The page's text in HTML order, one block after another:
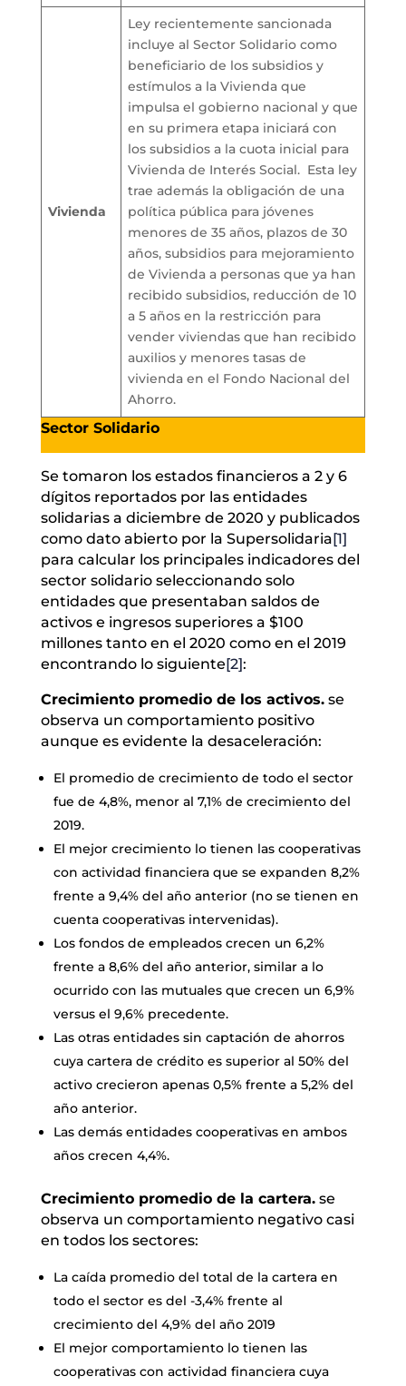
Vivienda
Ley recientemente sancionada
incluye al Sector Solidario como
beneficiario de los subsidios y
estímulos a la Vivienda que
impulsa el gobierno nacional y que
en su primera etapa iniciará con
los subsidios a la cuota inicial para
Vivienda de Interés Social. Esta ley
trae además la obligación de una
política pública para jóvenes
menores de 35 años, plazos de 30
años, subsidios para mejoramiento
de Vivienda a personas que ya han
recibido subsidios, reducción de 10
a 5 años en la restricción para
vender viviendas que han recibido
auxilios y menores tasas de
vivienda en el Fondo Nacional del
Ahorro.
Sector Solidario
Se tomaron los estados financieros a 2 y 6
dígitos reportados por las entidades
solidarias a diciembre de 2020 y publicados
como dato abierto por la Supersolidaria[1]
para calcular los principales indicadores del
sector solidario seleccionando solo
entidades que presentaban saldos de
activos e ingresos superiores a $100
millones tanto en el 2020 como en el 2019
encontrando lo siguiente[2]:
Crecimiento promedio de los activos.se
observa un comportamiento positivo
aunque es evidente la desaceleración:
El promedio de crecimiento de todo el sector
fue de 4,8%, menor al 7,1% de crecimiento del
2019.
El mejor crecimiento lo tienen las cooperativas
con actividad financiera que se expanden 8,2%
frente a 9,4% del año anterior (no se tienen en
cuenta cooperativas intervenidas).
Los fondos de empleados crecen un 6,2%
frente a 8,6% del año anterior, similar a lo
ocurrido con las mutuales que crecen un 6,9%
versus el 9,6% precedente.
Las otras entidades sin captación de ahorros
cuya cartera de crédito es superior al 50% del
activo crecieron apenas 0,5% frente a 5,2% del
año anterior.
Las demás entidades cooperativas en ambos
años crecen 4,4%.
Crecimiento promedio de la cartera.se
observa un comportamiento negativo casi
en todos los sectores:
La caída promedio del total de la cartera en
todo el sector es del -3,4% frente al
crecimiento del 4,9% del año 2019
El mejor comportamiento lo tienen las
cooperativas con actividad financiera cuya